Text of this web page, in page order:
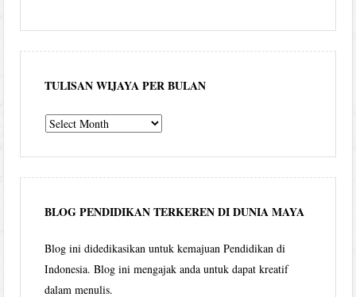
TULISAN WIJAYA PER BULAN
Tulisan
per
bulan
BLOG PENDIDIKAN TERKEREN DI DUNIA MAYA
Blog ini didedikasikan untuk kemajuan Pendidikan di
Indonesia. Blog ini mengajak anda untuk dapat kreatif
dalam menulis.